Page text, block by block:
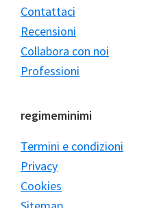
Contattaci
Recensioni
Collabora con noi
Professioni
regimeminimi
Termini e condizioni
Privacy
Cookies